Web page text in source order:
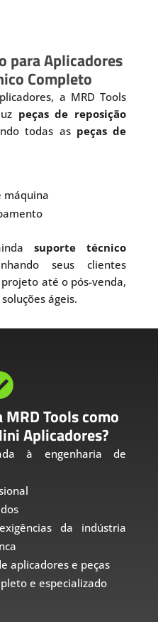
para Aplicadores
Completo
a MRD Tools
peças de reposição
todas as peças de
máquina
suporte técnico
seus clientes
até o pós-venda,
ágeis.
Tools como
Aplicadores?
à engenharia de
da indústria
aplicadores e peças
e especializado